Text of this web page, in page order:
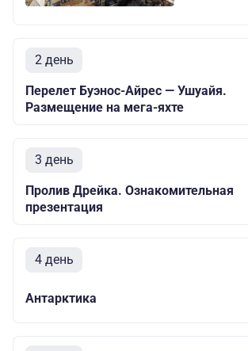
2 день
Перелет Буэнос-Айрес — Ушуайя.
Размещение на мега-яхте
3 день
Пролив Дрейка. Ознакомительная
презентация
4 день
Антарктика